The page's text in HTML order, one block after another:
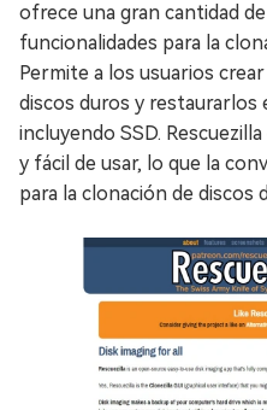
ofrece una gran cantidad
funcionalidades para la
Permite a los usuarios
discos duros y
incluyendo SSD.
y fácil de usar, lo que la
para la clonación de discos